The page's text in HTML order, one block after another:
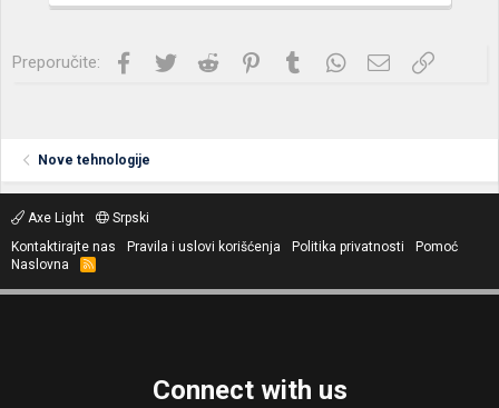
Preporučite: Facebook
Twitter Reddit PinterestTumblrWhatsApp
Imejl Link
Nove tehnologije
Axe Light
Srpski
Kontaktirajte nas
Pravila i uslovi korišćenja Politika privatnosti
Pomoć
Naslovna
R
S
Connect with us